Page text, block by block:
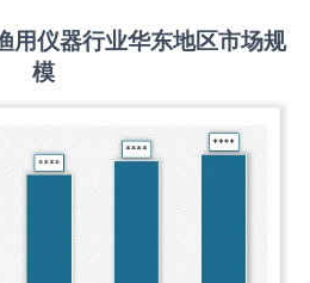
用仪器行业华东地区市场规
模